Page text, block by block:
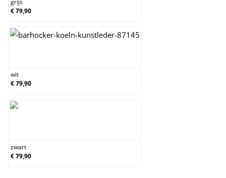
€ 79,90
wit
€ 79,90
zwart
€ 79,90